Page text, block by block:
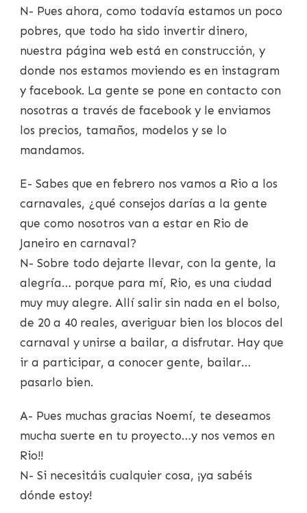
N- Pues ahora, como todavía estamos un poco
pobres, que todo ha sido invertir dinero,
nuestra página web está en construcción, y
donde nos estamos moviendo es en instagram
y facebook. La gente se pone en contacto con
nosotras a través de facebook y le enviamos
los precios, tamaños, modelos y se lo
mandamos.
E- Sabes que en febrero nos vamos a Rio a los
carnavales, ¿qué consejos darías a la gente
que como nosotros van a estar en Rio de
Janeiro en carnaval?
N- Sobre todo dejarte llevar, con la gente, la
alegría… porque para mí, Rio, es una ciudad
muy muy alegre. Allí salir sin nada en el bolso,
de 20 a 40 reales, averiguar bien los blocos del
carnaval y unirse a bailar, a disfrutar. Hay que
ir a participar, a conocer gente, bailar…
pasarlo bien.
A- Pues muchas gracias Noemí, te deseamos
mucha suerte en tu proyecto…y nos vemos en
Rio!!
N- Si necesitáis cualquier cosa, ¡ya sabéis
dónde estoy!